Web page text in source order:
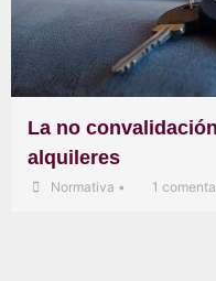
La no
alquileres
Normativa • 1